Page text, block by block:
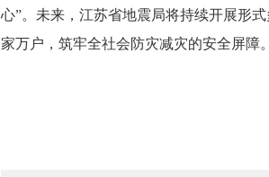
心”。未来，江苏省地震局将持续开展形
家万户，筑牢全社会防灾减灾的安全屏障